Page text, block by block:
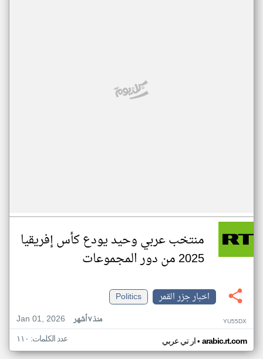
منتخب عربي وحيد يودع كأس إفريقيا
2025 من دور المجموعات
اخبار جزر القمر
Politics
Jan 01, 2026
منذ ٧ أشهر YU55DX
ار تي عربي• arabic.rt.com عدد الكلمات: ١١٠